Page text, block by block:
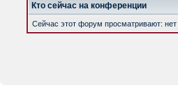
Кто сейчас на конференции
Сейчас этот форум просматривают: нет